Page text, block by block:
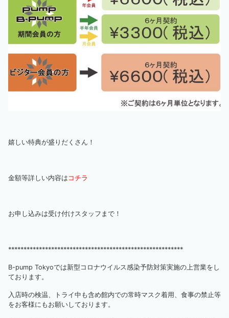
嬉しい特典が盛りだくさん！
金額等詳しい内容は コチラ
お申し込みは受け付けスタッフまで！
*********************************************************
B-pump Tokyoでは新型コロナウイルス感染予防対策実施の上営業をし
ております。
入店時の検温、トライ中も含め館内での常時マスク着用、食事の禁止等
をお客様にもお願いしております。